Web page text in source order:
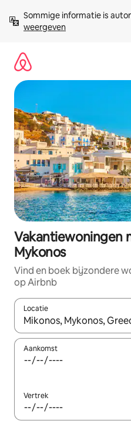
direct
naar
Sommige informatie is
weergeven
Vakantiewoningen
Mykonos
Vind en boek bijzondere
op Airbnb
Locatie
Wanneer er resultaten
Aankomst
Vertrek